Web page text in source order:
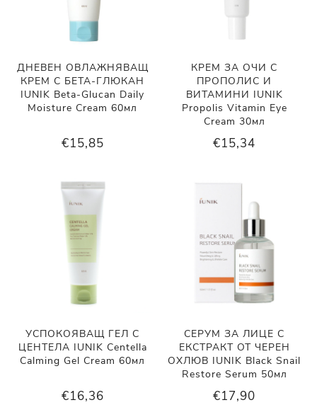
ДНЕВЕН ОВЛАЖНЯВАЩ
КРЕМ С БЕТА-ГЛЮКАН
IUNIK Beta-Glucan Daily
Moisture Cream 60мл
€15,85
КРЕМ ЗА ОЧИ С
ПРОПОЛИС И
ВИТАМИНИ IUNIK
Propolis Vitamin Eye
Cream 30мл
€15,34
УСПОКОЯВАЩ ГЕЛ С
ЦЕНТЕЛА IUNIK Centella
Calming Gel Cream 60мл
€16,36
СЕРУМ ЗА ЛИЦЕ С
ЕКСТРАКТ ОТ ЧЕРЕН
ОХЛЮВ IUNIK Black Snail
Restore Serum 50мл
€17,90